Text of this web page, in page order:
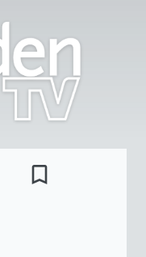
bookmark_border